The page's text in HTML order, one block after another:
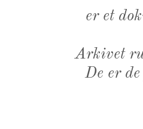
er et
Arkivet
De er